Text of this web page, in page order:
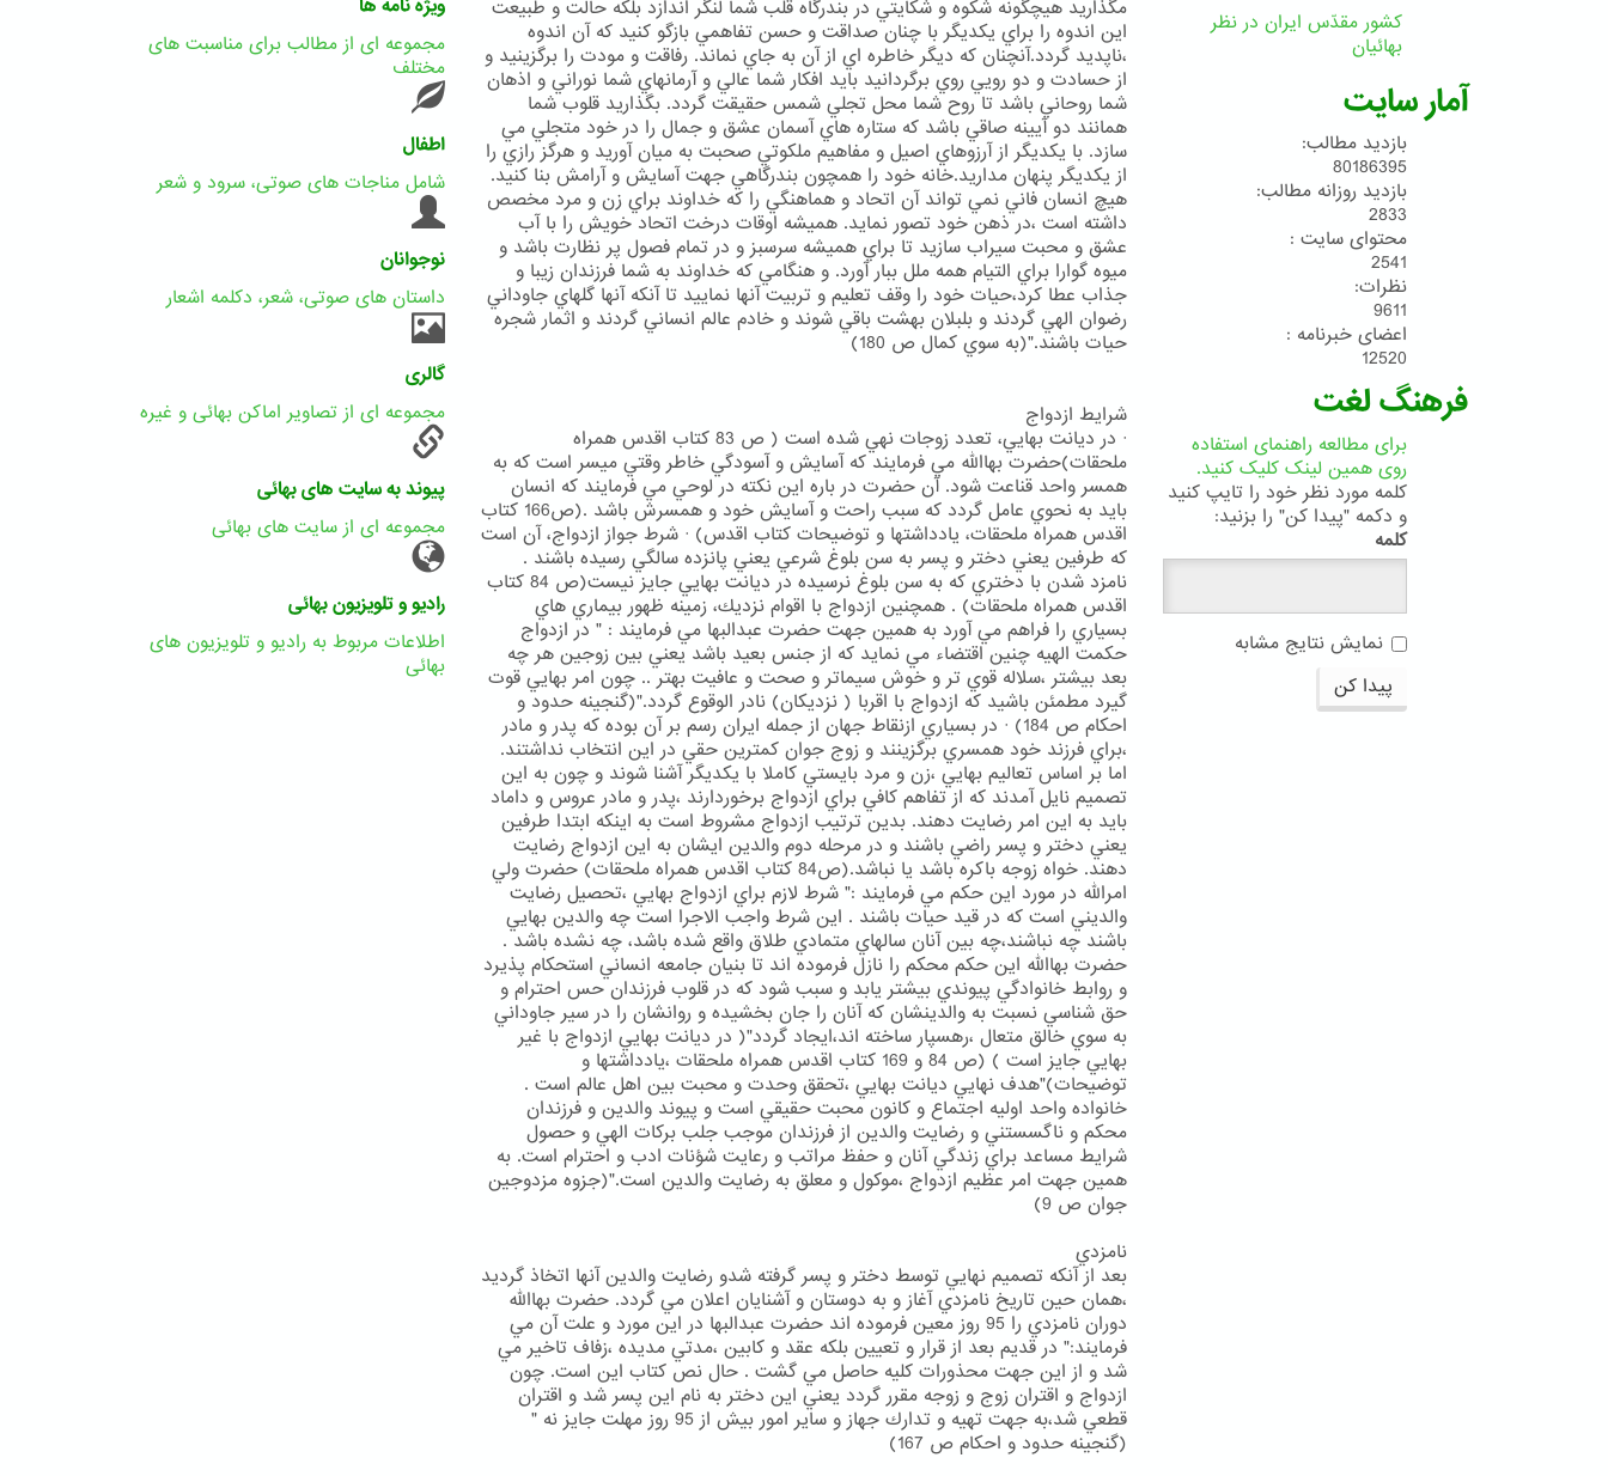
مگذاريد هيچگونه شكوه و شكايتي در بندرگاه قلب شما لنگر اندازد بلكه حالت و طبيعت
اين اندوه را براي يكديگر با چنان صداقت و حسن تفاهمي بازگو كنيد كه آن اندوه
،ناپديد گردد.آنچنان كه ديگر خاطره اي از آن به جاي نماند. رفاقت و مودت را برگزينيد و
از حسادت و دو رويي روي برگردانيد بايد افكار شما عالي و آرمانهاي شما نوراني و اذهان
شما روحاني باشد تا روح شما محل تجلي شمس حقيقت گردد. بگذاريد قلوب شما
همانند دو آيينه صاقي باشد كه ستاره هاي آسمان عشق و جمال را در خود متجلي مي
سازد. با يكديگر از آرزوهاي اصيل و مفاهيم ملكوتي صحبت به ميان آوريد و هرگز رازي را
از يكديگر پنهان مداريد.خانه خود را همچون بندرگاهي جهت آسايش و آرامش بنا كنيد.
هيچ انسان فاني نمي تواند آن اتحاد و هماهنگي را كه خداوند براي زن و مرد مخصص
داشته است ،در ذهن خود تصور نمايد. هميشه اوقات درخت اتحاد خويش را با آب
عشق و محبت سيراب سازيد تا براي هميشه سرسبز و در تمام فصول پر نظارت باشد و
ميوه گوارا براي التيام همه ملل ببار آورد. و هنگامي كه خداوند به شما فرزندان زيبا و
جذاب عطا كرد،حيات خود را وقف تعليم و تربيت آنها نماييد تا آنكه آنها گلهاي جاوداني
رضوان الهي گردند و بلبلان بهشت باقي شوند و خادم عالم انساني گردند و اثمار شجره
حيات باشند."(به سوي كمال ص 180)
شرايط ازدواج
· در ديانت بهايي، تعدد زوجات نهي شده است ( ص 83 كتاب اقدس همراه
ملحقات)حضرت بهاالله مي فرمايند كه آسايش و آسودگي خاطر وقتي ميسر است كه به
همسر واحد قناعت شود. آن حضرت در باره اين نكته در لوحي مي فرمايند كه انسان
بايد به نحوي عامل گردد كه سبب راحت و آسايش خود و همسرش باشد .(ص166 كتاب
اقدس همراه ملحقات، يادداشتها و توضيحات كتاب اقدس) · شرط جواز ازدواج، آن است
كه طرفين يعني دختر و پسر به سن بلوغ شرعي يعني پانزده سالگي رسيده باشند .
نامزد شدن با دختري كه به سن بلوغ نرسيده در ديانت بهايي جايز نيست(ص 84 كتاب
اقدس همراه ملحقات) . همچنين ازدواج با اقوام نزديك، زمينه ظهور بيماري هاي
بسياري را فراهم مي آورد به همين جهت حضرت عبدالبها مي فرمايند : " در ازدواج
حكمت الهيه چنين اقتضاء مي نمايد كه از جنس بعيد باشد يعني بين زوجين هر چه
بعد بيشتر ،سلاله قوي تر و خوش سيماتر و صحت و عافيت بهتر .. چون امر بهايي قوت
گيرد مطمئن باشيد كه ازدواج با اقربا ( نزديكان) نادر الوقوع گردد."(گنجينه حدود و
احكام ص 184) · در بسياري ازنقاط جهان از جمله ايران رسم بر آن بوده كه پدر و مادر
،براي فرزند خود همسري برگزينند و زوج جوان كمترين حقي در اين انتخاب نداشتند.
اما بر اساس تعاليم بهايي ،زن و مرد بايستي كاملا با يكديگر آشنا شوند و چون به اين
تصميم نايل آمدند كه از تفاهم كافي براي ازدواج برخوردارند ،پدر و مادر عروس و داماد
بايد به اين امر رضايت دهند. بدين ترتيب ازدواج مشروط است به اينكه ابتدا طرفين
يعني دختر و پسر راضي باشند و در مرحله دوم والدين ايشان به اين ازدواج رضايت
دهند. خواه زوجه باكره باشد يا نباشد.(ص84 كتاب اقدس همراه ملحقات) حضرت ولي
امرالله در مورد اين حكم مي فرمايند :" شرط لازم براي ازدواج بهايي ،تحصيل رضايت
والديني است كه در قيد حيات باشند . اين شرط واجب الاجرا است چه والدين بهايي
باشند چه نباشند،چه بين آنان سالهاي متمادي طلاق واقع شده باشد، چه نشده باشد .
حضرت بهاالله اين حكم محكم را نازل فرموده اند تا بنيان جامعه انساني استحكام پذيرد
و روابط خانوادگي پيوندي بيشتر يابد و سبب شود كه در قلوب فرزندان حس احترام و
حق شناسي نسبت به والدينشان كه آنان را جان بخشيده و روانشان را در سير جاوداني
به سوي خالق متعال ،رهسپار ساخته اند،ايجاد گردد"( در ديانت بهايي ازدواج با غير
بهايي جايز است ) (ص 84 و 169 كتاب اقدس همراه ملحقات ،يادداشتها و
توضيحات)"هدف نهايي ديانت بهايي ،تحقق وحدت و محبت بين اهل عالم است .
خانواده واحد اوليه اجتماع و كانون محبت حقيقي است و پيوند والدين و فرزندان
محكم و ناگسستني و رضايت والدين از فرزندان موجب جلب بركات الهي و حصول
شرايط مساعد براي زندگي آنان و حفظ مراتب و رعايت شؤنات ادب و احترام است. به
همين جهت امر عظيم ازدواج ،موكول و معلق به رضايت والدين است."(جزوه مزدوجين
جوان ص 9)
نامزدي
بعد از آنكه تصميم نهايي توسط دختر و پسر گرفته شدو رضايت والدين آنها اتخاذ گرديد
،همان حين تاريخ نامزدي آغاز و به دوستان و آشنايان اعلان مي گردد. حضرت بهاالله
دوران نامزدي را 95 روز معين فرموده اند حضرت عبدالبها در اين مورد و علت آن مي
فرمايند:" در قديم بعد از قرار و تعيين بلكه عقد و كابين ،مدتي مديده ،زفاف تاخير مي
شد و از اين جهت محذورات كليه حاصل مي گشت . حال نص كتاب اين است. چون
ازدواج و اقتران زوج و زوجه مقرر گردد يعني اين دختر به نام اين پسر شد و اقتران
قطعي شد،به جهت تهيه و تدارك جهاز و ساير امور بيش از 95 روز مهلت جايز نه "
(گنجينه حدود و احكام ص 167)
ویژه نامه ها
مجموعه ای از مطالب برای مناسبت های
مختلف
اطفال
شامل مناجات های صوتی، سرود و شعر
نوجوانان
داستان های صوتی، شعر، دکلمه اشعار
گالری
مجموعه ای از تصاویر اماکن بهائی و غیره
پیوند به سایت های بهائی
مجموعه ای از سایت های بهائی
رادیو و تلویزیون بهائی
اطلاعات مربوط به رادیو و تلویزیون های
بهائی
کشور مقدّس ایران در نظر
بهائیان
آمار سایت
بازدید مطالب:
80186395
بازدید روزانه مطالب:
2833
محتوای سایت :
2541
نظرات:
9611
اعضای خبرنامه :
12520
فرهنگ لغت
برای مطالعه راهنمای استفاده
روی همین لینک کلیک کنید.
کلمه مورد نظر خود را تایپ کنید
و دکمه "پیدا کن" را بزنید:
کلمه
نمایش نتایج مشابه
پیدا کن